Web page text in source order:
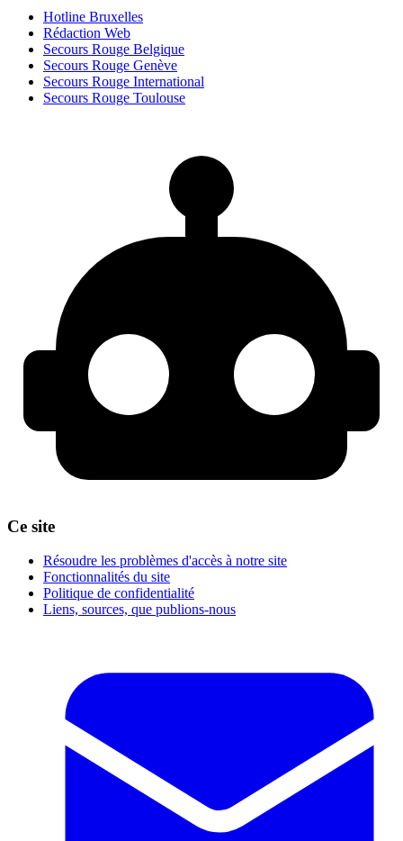
Hotline Bruxelles
Rédaction Web
Secours Rouge Belgique
Secours Rouge Genève
Secours Rouge International
Secours Rouge Toulouse
Ce site
Résoudre les problèmes d'accès à notre site
Fonctionnalités du site
Politique de confidentialité
Liens, sources, que publions-nous